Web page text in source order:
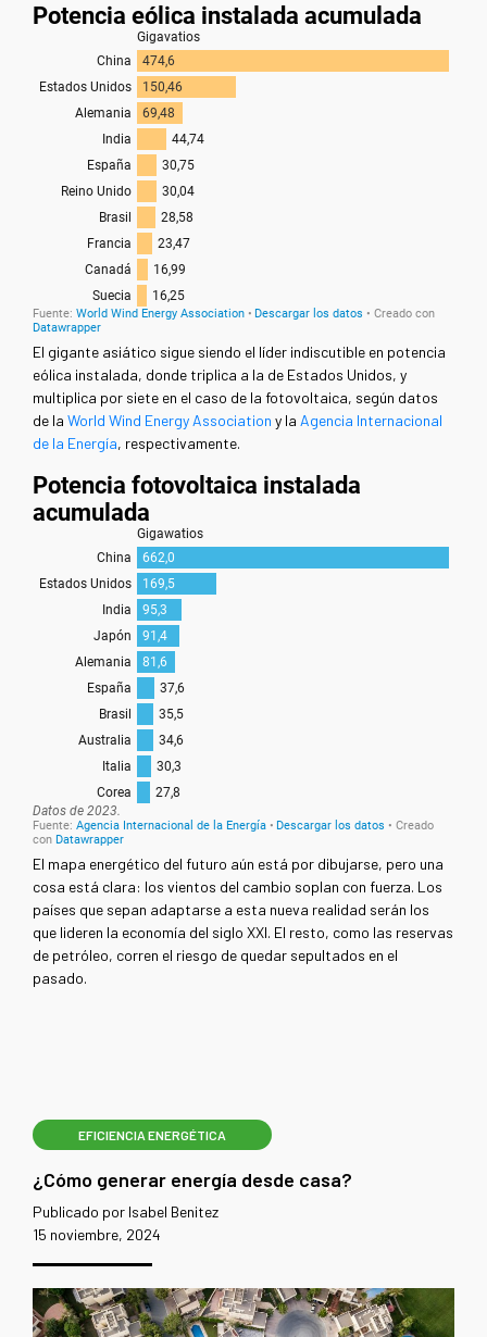
El gigante asiático sigue siendo el líder indiscutible en potencia
eólica instalada, donde triplica a la de Estados Unidos, y
multiplica por siete en el caso de la fotovoltaica, según datos
de la World Wind Energy Association y la Agencia Internacional
de la Energía, respectivamente.
El mapa energético del futuro aún está por dibujarse, pero una
cosa está clara: los vientos del cambio soplan con fuerza. Los
países que sepan adaptarse a esta nueva realidad serán los
que lideren la economía del siglo XXI. El resto, como las reservas
de petróleo, corren el riesgo de quedar sepultados en el
pasado.
EFICIENCIA ENERGÉTICA
¿Cómo generar energía desde casa?
Publicado por Isabel Benitez
15 noviembre, 2024